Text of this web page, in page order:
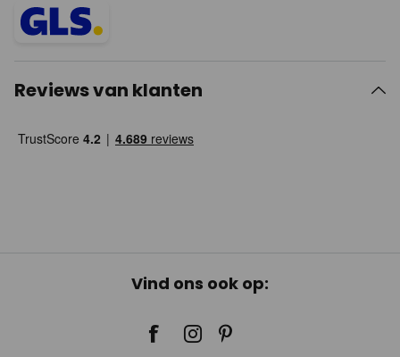
Reviews van klanten
Vind ons ook op: